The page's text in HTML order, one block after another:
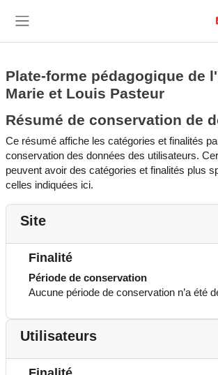
Plate-forme pédagogique de
Marie et Louis Pasteur
Résumé de conservation de
Ce résumé affiche les catégories et finalités
conservation des données des utilisateurs.
peuvent avoir des catégories et finalités plus
celles indiquées ici.
Site
Finalité
Période de conservation
Aucune période de conservation n’a été
Utilisateurs